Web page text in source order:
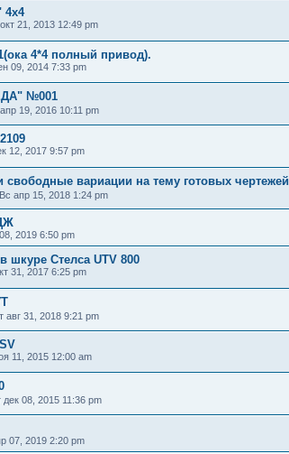
4х4
21, 2013 12:49 pm
4*4 полный привод).
09, 2014 7:33 pm
№001
19, 2016 10:11 pm
12, 2017 9:57 pm
свободные вариации на тему готовых чертежей
Вс апр 15, 2018 1:24 pm
2019 6:50 pm
шкуре Стелса UTV 800
31, 2017 6:25 pm
авг 31, 2018 9:21 pm
11, 2015 12:00 am
дек 08, 2015 11:36 pm
07, 2019 2:20 pm